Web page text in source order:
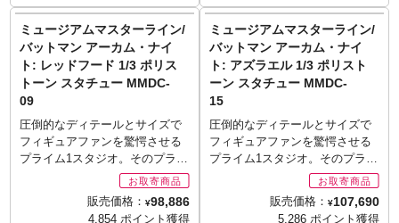
写真は製品サンプルです。実際
の商品とは異なる場合がありま
す。ご使用のモニターにより実
際の色と違って見える場合があ
ります。
転倒防止のため必ず台座を使用
してください。
■版権表記:
CYBORG and all related
characters and elements (c) &
TM DC Comics. (s17)
ディテールまで再現。
専用ベースが付属。
■注記
写真は製品サンプルです。実際
の商品とは異なる場合がありま
す。ご使用のモニターにより実
際の色と違って見える場合があ
ります。
転倒防止のため必ず台座を使用
してください。
BATMAN: ARKHAM ORIGINS
and all related characters and
■製造・発売: 株式会社プライム
1スタジオ
■サイズ: 全高約68.1cm/全幅約
38.9cm/奥行約44.2cm
■発売予定: 2018年1～4月
■素材: ポリストーン（一部にダ
■数量: 世界限定1250体（台座裏
とパッケージにシリアルナンバ
ー入り）
3D立体造形の使用により詳細な
ディテールまで再現。
■発売予定: 2018年1～3月
■素材: ポリストーン（一部に別
素材を使用）
■数量: 世界限定300体
■仕様
3D立体造形の使用により詳細な
目にLEDライトアップ機能を搭
載（電池交換可能）。
■使用電池: LR44x2
写真は製品サンプルです。実際
の商品とは異なる場合がありま
仕上げることで、気品あふれた
コレクションアイテムとして昇
華。ガルバトロンの目には同シ
リーズの定番となるLEDライト
アップ機能を搭載。右手は通常
アームから「ヘヴィメタルグラ
インダー」展開状態に差し替え
が可能。過去のアイテムと世界
観を統一した台座も付属。世界
※お取り寄せ商品はご注文後出
荷までに1週間前後必要となりま
ィング、エクスクリマスティッ
クを両手に構えた姿で、ポリス
トーン製の1/3スケール、全高約
68センチの大型サイズにて立体
化。運動神経抜群の体躯を包む
スーツは質感にこだわり、光
沢・半光沢も巧みに使い分けペ
イント。通常のシリアスな表情
の頭部に加え、口角が上がっ
た、ディックらしい不敵な笑み
を浮かべた表情の差し替え頭部
が付属し、ディスプレイ時に
ミュージアムマスターライン/
バットマン アーカム・ナイ
ト: レッドフード 1/3 ポリス
トーン スタチュー MMDC-
09
圧倒的なディテールとサイズで
フィギュアファンを驚愕させる
プライム1スタジオ。そのプライ
ム1スタジオが放つ、DCコミッ
クスのキャラクターによる「ミ
ュージアムマスターライン」新
販売価格： ¥98,886
4,854 ポイント獲得
ミュージアムマスターライン/
バットマン アーカム・ナイ
ト: アズラエル 1/3 ポリスト
ーン スタチュー MMDC-
15
圧倒的なディテールとサイズで
フィギュアファンを驚愕させる
プライム1スタジオ。そのプライ
ム1スタジオが放つ、DCコミッ
クスのキャラクターによる「ミ
ュージアムマスターライン」新
販売価格： ¥107,690
5,286 ポイント獲得